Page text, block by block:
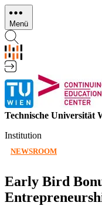
Direkt
zum
Inhalt
Menü
Technische Universität
Institution
NEWSROOM
Early Bird